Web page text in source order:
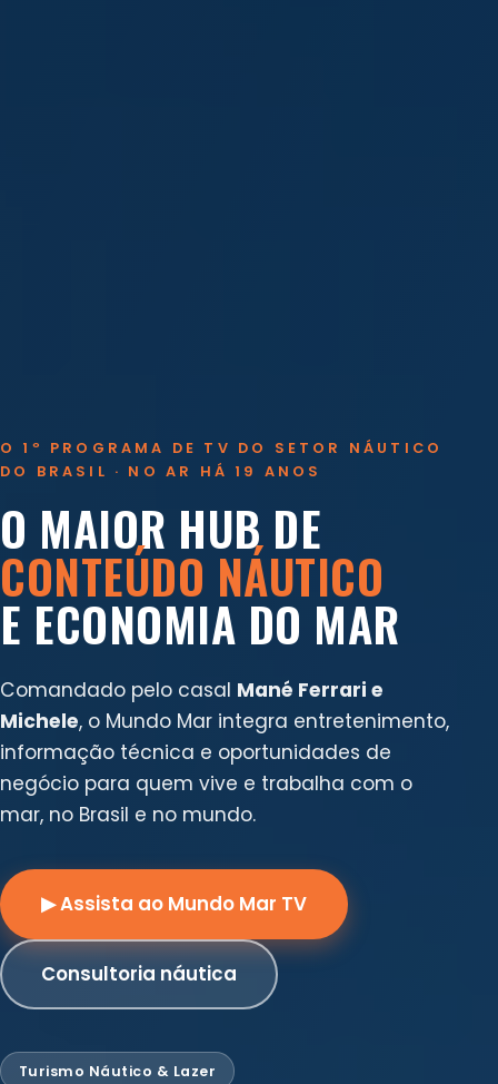
O 1º PROGRAMA DE TV DO SETOR NÁUTICO
DO BRASIL · NO AR HÁ 19 ANOS
O MAIOR HUB DE
CONTEÚDO NÁUTICO
E ECONOMIA DO MAR
Comandado pelo casal Mané Ferrari e
Michele, o Mundo Mar integra entretenimento,
informação técnica e oportunidades de
negócio para quem vive e trabalha com o
mar, no Brasil e no mundo.
▶ Assista ao Mundo Mar TV
Consultoria náutica
Turismo Náutico & Lazer